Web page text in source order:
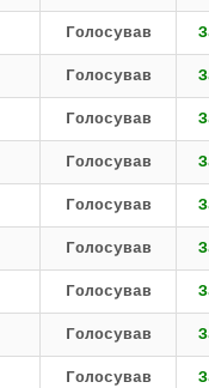
Голосував
Голосував
Голосував
Голосував
Голосував
Голосував
Голосував
Голосував
Голосував